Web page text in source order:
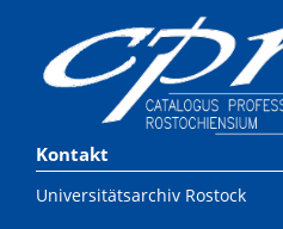
Kontakt
Universitätsarchiv Rostock